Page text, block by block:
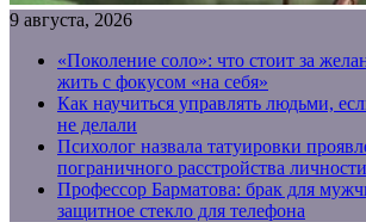
9 августа, 2026
«Поколение соло»: что стоит за
жить с фокусом «на себя»
Как научиться управлять людьми,
не делали
Психолог назвала татуировки
пограничного расстройства личности
Профессор Барматова: брак для
защитное стекло для телефона